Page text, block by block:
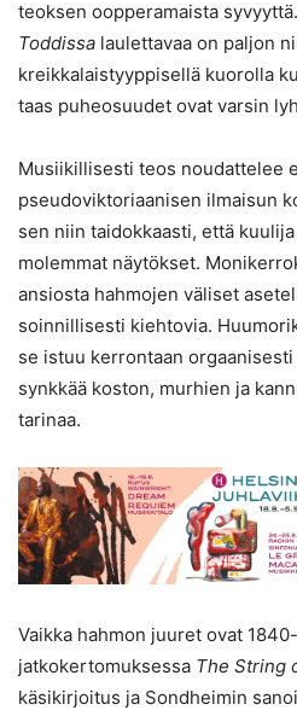
teoksen oopperamaista syvyyttä.
Toddissa laulettavaa on paljon
kreikkalaistyyppisellä kuorolla
taas puheosuudet ovat varsin
Musiikillisesti teos noudattelee
pseudoviktoriaanisen ilmaisun
sen niin taidokkaasti, että
molemmat näytökset.
ansiosta hahmojen väliset
soinnillisesti kiehtovia.
se istuu kerrontaan
synkkää koston, murhien ja
tarinaa.
Vaikka hahmon juuret ovat
jatkokertomuksessa The String
käsikirjoitus ja Sondheimin